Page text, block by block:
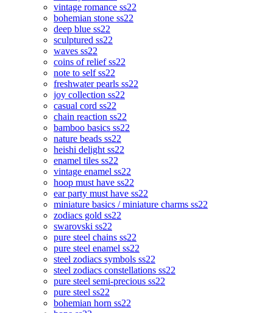
vintage romance ss22
bohemian stone ss22
deep blue ss22
sculptured ss22
waves ss22
coins of relief ss22
note to self ss22
freshwater pearls ss22
joy collection ss22
casual cord ss22
chain reaction ss22
bamboo basics ss22
nature beads ss22
heishi delight ss22
enamel tiles ss22
vintage enamel ss22
hoop must have ss22
ear party must have ss22
miniature basics / miniature charms ss22
zodiacs gold ss22
swarovski ss22
pure steel chains ss22
pure steel enamel ss22
steel zodiacs symbols ss22
steel zodiacs constellations ss22
pure steel semi-precious ss22
pure steel ss22
bohemian horn ss22